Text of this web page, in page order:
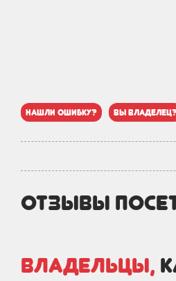
нашли ошибку? вы
отзывы
Владельцы,